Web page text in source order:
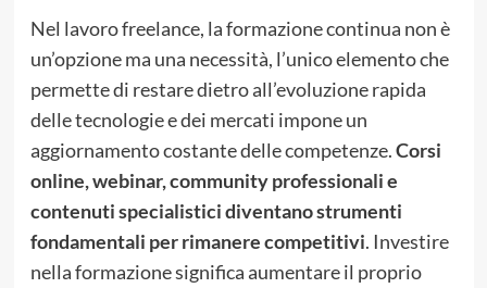
Nel lavoro freelance, la formazione continua non è
un’opzione ma una necessità, l’unico elemento che
permette di restare dietro all’evoluzione rapida
delle tecnologie e dei mercati impone un
aggiornamento costante delle competenze.Corsi
online, webinar, community professionali e
contenuti specialistici diventano strumenti
fondamentali per rimanere competitivi. Investire
nella formazione significa aumentare il proprio